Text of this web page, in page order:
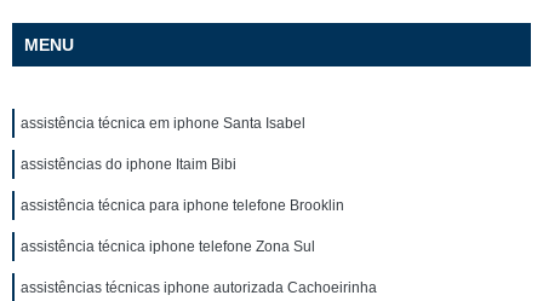
MENU
assistência técnica em iphone Santa Isabel
assistências do iphone Itaim Bibi
assistência técnica para iphone telefone Brooklin
assistência técnica iphone telefone Zona Sul
assistências técnicas iphone autorizada Cachoeirinha